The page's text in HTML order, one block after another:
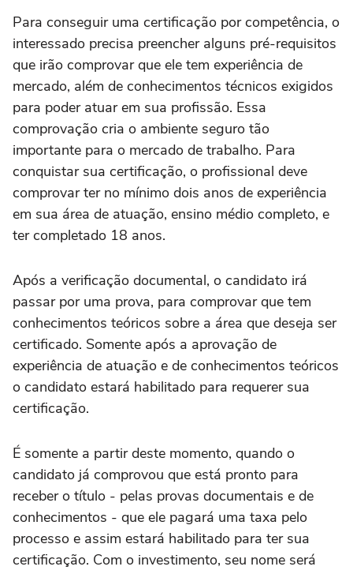
Para conseguir uma certificação por competência, o
interessado precisa preencher alguns pré-requisitos
que irão comprovar que ele tem experiência de
mercado, além de conhecimentos técnicos exigidos
para poder atuar em sua profissão. Essa
comprovação cria o ambiente seguro tão
importante para o mercado de trabalho. Para
conquistar sua certificação, o profissional deve
comprovar ter no mínimo dois anos de experiência
em sua área de atuação, ensino médio completo, e
ter completado 18 anos.
Após a verificação documental, o candidato irá
passar por uma prova, para comprovar que tem
conhecimentos teóricos sobre a área que deseja ser
certificado. Somente após a aprovação de
experiência de atuação e de conhecimentos teóricos
o candidato estará habilitado para requerer sua
certificação.
É somente a partir deste momento, quando o
candidato já comprovou que está pronto para
receber o título - pelas provas documentais e de
conhecimentos - que ele pagará uma taxa pelo
processo e assim estará habilitado para ter sua
certificação. Com o investimento, seu nome será